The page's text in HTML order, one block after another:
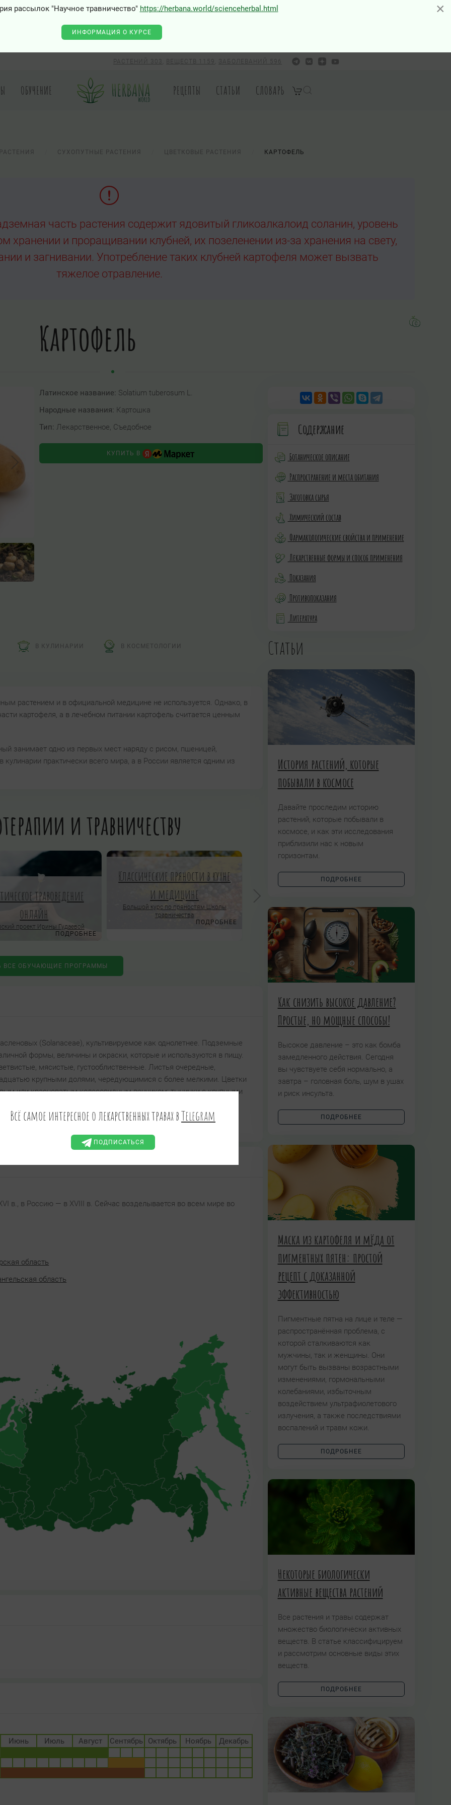
×
рассылок "Научное травничество" https://herbana.world/scienceherbal.html
ИНФОРМАЦИЯ О КУРСЕ
РАСТЕНИЙ 303 ВЕЩЕСТВ 1159 ЗАБОЛЕВАНИЙ 596
ОБУЧЕНИЕ РЕЦЕПТЫ СТАТЬИ СЛОВАРЬ
СУХОПУТНЫЕ РАСТЕНИЯ ЦВЕТКОВЫЕ РАСТЕНИЯ КАРТОФЕЛЬ
часть растения содержит ядовитый гликоалкалоид соланин, уровень
хранении и проращивании клубней, их позеленении из-за хранения на свету,
и загнивании. Употребление таких клубней картофеля может вызвать
тяжелое отравление.
Картофель
Латинское название: Solatium tuberosum L.
Народные названия: Картошка
Тип: Лекарственное, Съедобное
КУПИТЬ В
Содержание
Ботаническое описание
Распространение и места обитания
Заготовка сырья
Химический состав
Фармакологические свойства и применение
Лекарственные формы и способ применения
Показания
Противопоказания
Литература
В КУЛИНАРИИ В КОСМЕТОЛОГИИ
растением и в официальной медицине не используется. Однако, в
картофеля, а в лечебном питании картофель считается ценным
занимает одно из первых мест наряду с рисом, пшеницей,
практически всего мира, а в России является одним из
и травничеству
травоведение
онлайн
проект Ирины Гудаевой
ПОДРОБНЕЕ
Классические пряности в кухне
и медицине
Большой курс по пряностям Школы
травничества
ПОДРОБНЕЕ
Шаманское травничество
Авторский проект Татьяны Чуйкиной
ПОДРОБНЕЕ
ВСЕ ОБУЧАЮЩИЕ ПРОГРАММЫ
(Solanaceae), культивируемое как однолетнее. Подземные
формы, величины и окраски, которые и используются в пищу.
мясистые, густооблиственные. Листья очередные,
крупными долями, чередующимися с более мелкими. Цветки
или красноватым колесовидным венчиком; тычинки с крупными
шаровидные или овальные ягоды диаметром до 3 см.
в., в Россию — в XVIII в. Сейчас возделывается во всем мире во
область
область
Июнь Июль Август Сентябрь Октябрь Ноябрь Декабрь
Статьи
История растений, которые
побывали в космосе
Давайте проследим историю
растений, которые побывали в
космосе, и как эти исследования
приблизили нас к новым
горизонтам.
ПОДРОБНЕЕ
Как снизить высокое давление?
Простые, но мощные способы!
Высокое давление – это как бомба
замедленного действия. Сегодня
вы чувствуете себя нормально, а
завтра – головная боль, шум в ушах
и риск инсульта.
ПОДРОБНЕЕ
Маска из картофеля и мёда от
пигментных пятен: простой
рецепт с доказанной
эффективностью
Пигментные пятна на лице и теле —
распространённая проблема, с
которой сталкиваются как
мужчины, так и женщины. Они
могут быть вызваны возрастными
изменениями, гормональными
колебаниями, избыточным
воздействием ультрафиолетового
излучения, а также последствиями
воспалений и травм кожи.
ПОДРОБНЕЕ
Некоторые биологически
активные вещества растений
Все растения и травы содержат
множество биологически активных
веществ. В статье классифицируем
и рассмотрим основные виды этих
веществ.
ПОДРОБНЕЕ
×
Всё самое интересное о лекарственных травах вTelegram
ПОДПИСАТЬСЯ